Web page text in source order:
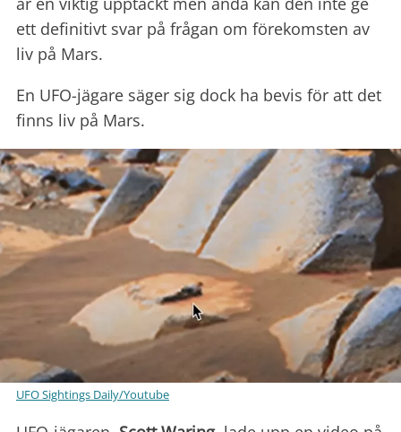
ett definitivt svar på frågan om förekomsten av
liv på Mars.
En UFO-jägare säger sig dock ha bevis för att det
finns liv på Mars.
UFO Sightings Daily/Youtube